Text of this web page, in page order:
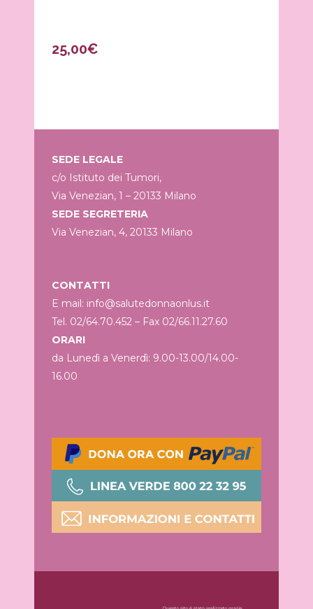
25,00€
SEDE LEGALE
c/o Istituto dei Tumori,
Via Venezian, 1 – 20133 Milano
SEDE SEGRETERIA
Via Venezian, 4, 20133 Milano
CONTATTI
E mail: info@salutedonnaonlus.it
Tel. 02/64.70.452 – Fax 02/66.11.27.60
ORARI
da Lunedì a Venerdì: 9.00-13.00/14.00-
16.00